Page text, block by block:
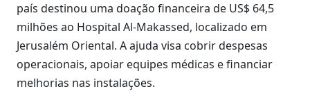
país destinou uma doação financeira de US$ 64,5
milhões ao Hospital Al-Makassed, localizado em
Jerusalém Oriental. A ajuda visa cobrir despesas
operacionais, apoiar equipes médicas e financiar
melhorias nas instalações.